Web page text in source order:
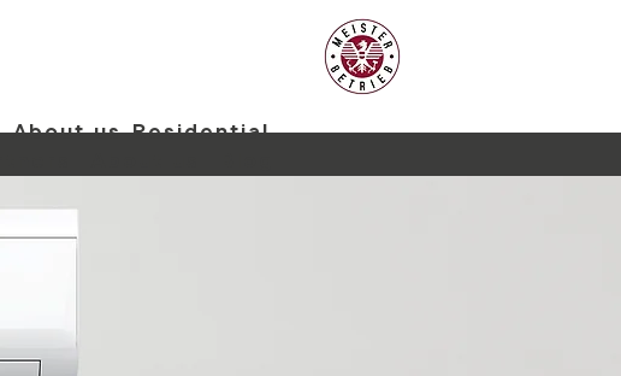
About us Residential